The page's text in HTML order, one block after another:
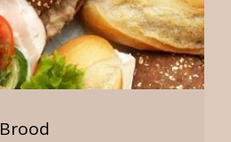
Brood